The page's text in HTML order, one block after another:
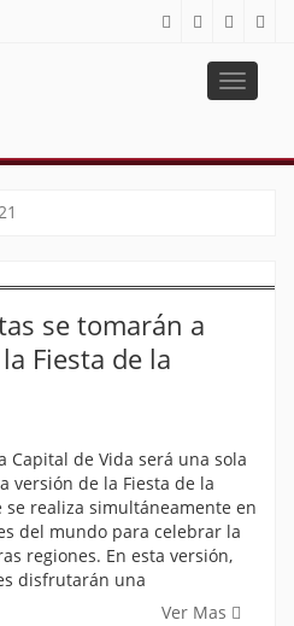
Toggle
se tomarán a
Fiesta de la
Capital de Vida será una sola
versión de la Fiesta de la
realiza simultáneamente en
del mundo para celebrar la
regiones. En esta versión,
disfrutarán una
Ver Mas